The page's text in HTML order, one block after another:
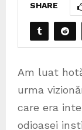
SHARE
Am luat
urma
care era
odioasei